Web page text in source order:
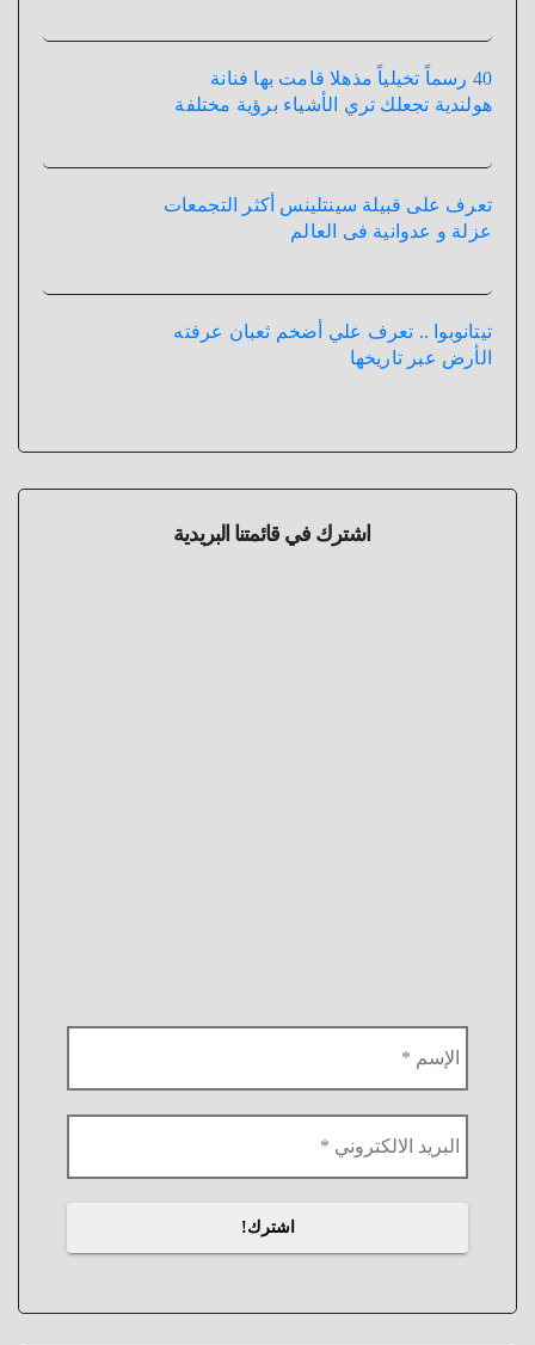
40 رسماً تخيلياً مذهلا قامت بها فنانة
هولندية تجعلك تري الأشياء برؤية مختلفة
تعرف على قبيلة سينتلينس أكثر التجمعات
عزلة و عدوانية فى العالم
تيتانوبوا .. تعرف علي أضخم ثعبان عرفته
الأرض عبر تاريخها
اشترك في قائمتنا البريدية